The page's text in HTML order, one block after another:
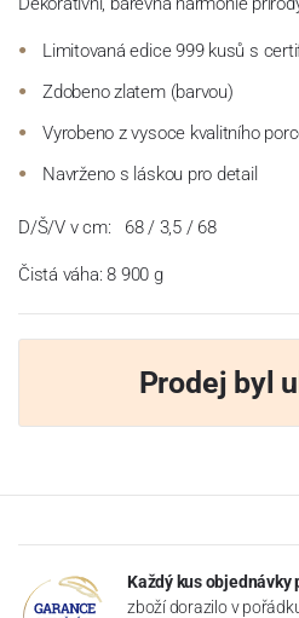
Limitovaná edice 999 kusů s
Zdobeno zlatem (barvou)
Vyrobeno z vysoce kvalitního
Navrženo s láskou pro detail
D/Š/V v cm: 68 / 3,5 / 68
Čistá váha: 8 900 g
Prodej byl
Každý kus objednávky
zboží dorazilo v